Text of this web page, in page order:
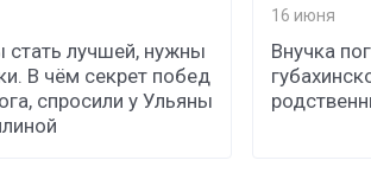
стать лучшей, нужны
В чём секрет побед
спросили у Ульяны
16 июня
Внучка